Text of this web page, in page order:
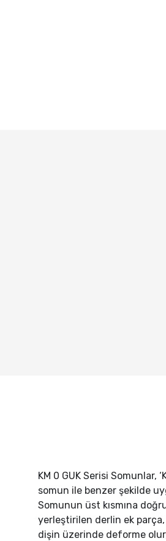
KM 0 GUK Serisi Somunlar,
somun ile benzer şekilde
Somunun üst kısmına
yerleştirilen derlin ek
dişin üzerinde deforme